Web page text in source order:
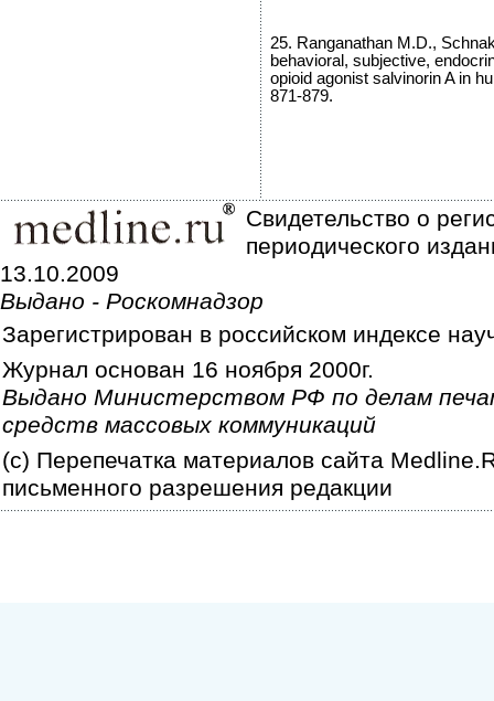
25. Ranganathan M.D.,
behavioral, subjective,
opioid agonist salvinorin A in
871-879.
Свидетельство о
периодического
13.10.2009
Выдано - Роскомнадзор
Зарегистрирован в российском индексе
Журнал основан 16 ноября 2000г.
Выдано Министерством РФ по делам
средств массовых коммуникаций
(c) Перепечатка материалов сайта
письменного разрешения редакции